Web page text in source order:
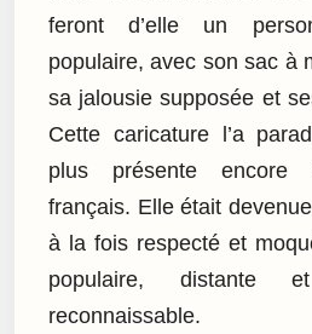
feront d’elle un
populaire, avec son sac à
sa jalousie supposée et
Cette caricature l’a
plus présente encore
français. Elle était
à la fois respecté et
populaire, distante et
reconnaissable.